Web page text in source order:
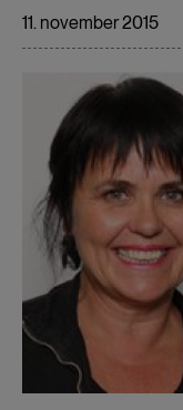
11. november 2015